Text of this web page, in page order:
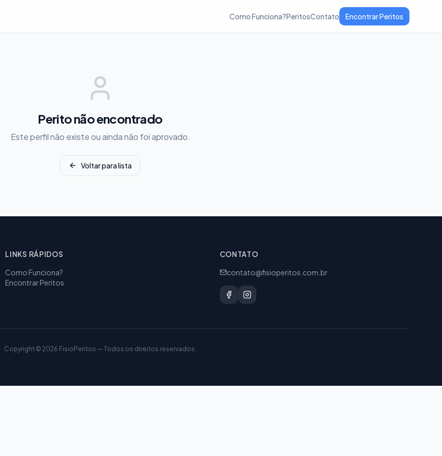
Como Funciona?PeritosContato Encontrar Peritos
Perito não encontrado
Este perfil não existe ou ainda não foi aprovado.
Voltar para lista
LINKS RÁPIDOS
Como Funciona?
Encontrar Peritos
CONTATO
contato@fisioperitos.com.br
Copyright © 2026 FisioPeritos — Todos os direitos reservados.